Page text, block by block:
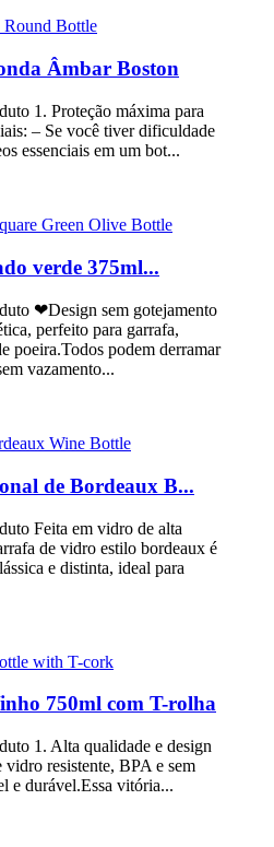
Âmbar Boston
1. Proteção máxima para
– Se você tiver dificuldade
essenciais em um bot...
verde 375ml...
❤Design sem gotejamento
perfeito para garrafa,
poeira.Todos podem derramar
vazamento...
de Bordeaux B...
Feita em vidro de alta
de vidro estilo bordeaux é
e distinta, ideal para
750ml com T-rolha
1. Alta qualidade e design
vidro resistente, BPA e sem
e durável.Essa vitória...